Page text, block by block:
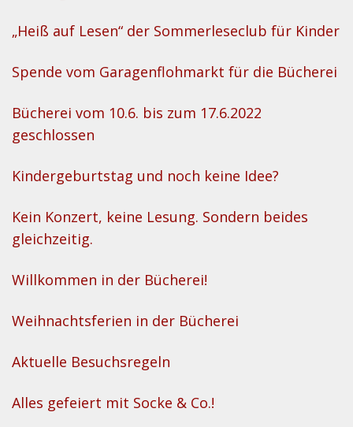
„Heiß auf Lesen“ der Sommerleseclub für Kinder
Spende vom Garagenflohmarkt für die Bücherei
Bücherei vom 10.6. bis zum 17.6.2022
geschlossen
Kindergeburtstag und noch keine Idee?
Kein Konzert, keine Lesung. Sondern beides
gleichzeitig.
Willkommen in der Bücherei!
Weihnachtsferien in der Bücherei
Aktuelle Besuchsregeln
Alles gefeiert mit Socke & Co.!